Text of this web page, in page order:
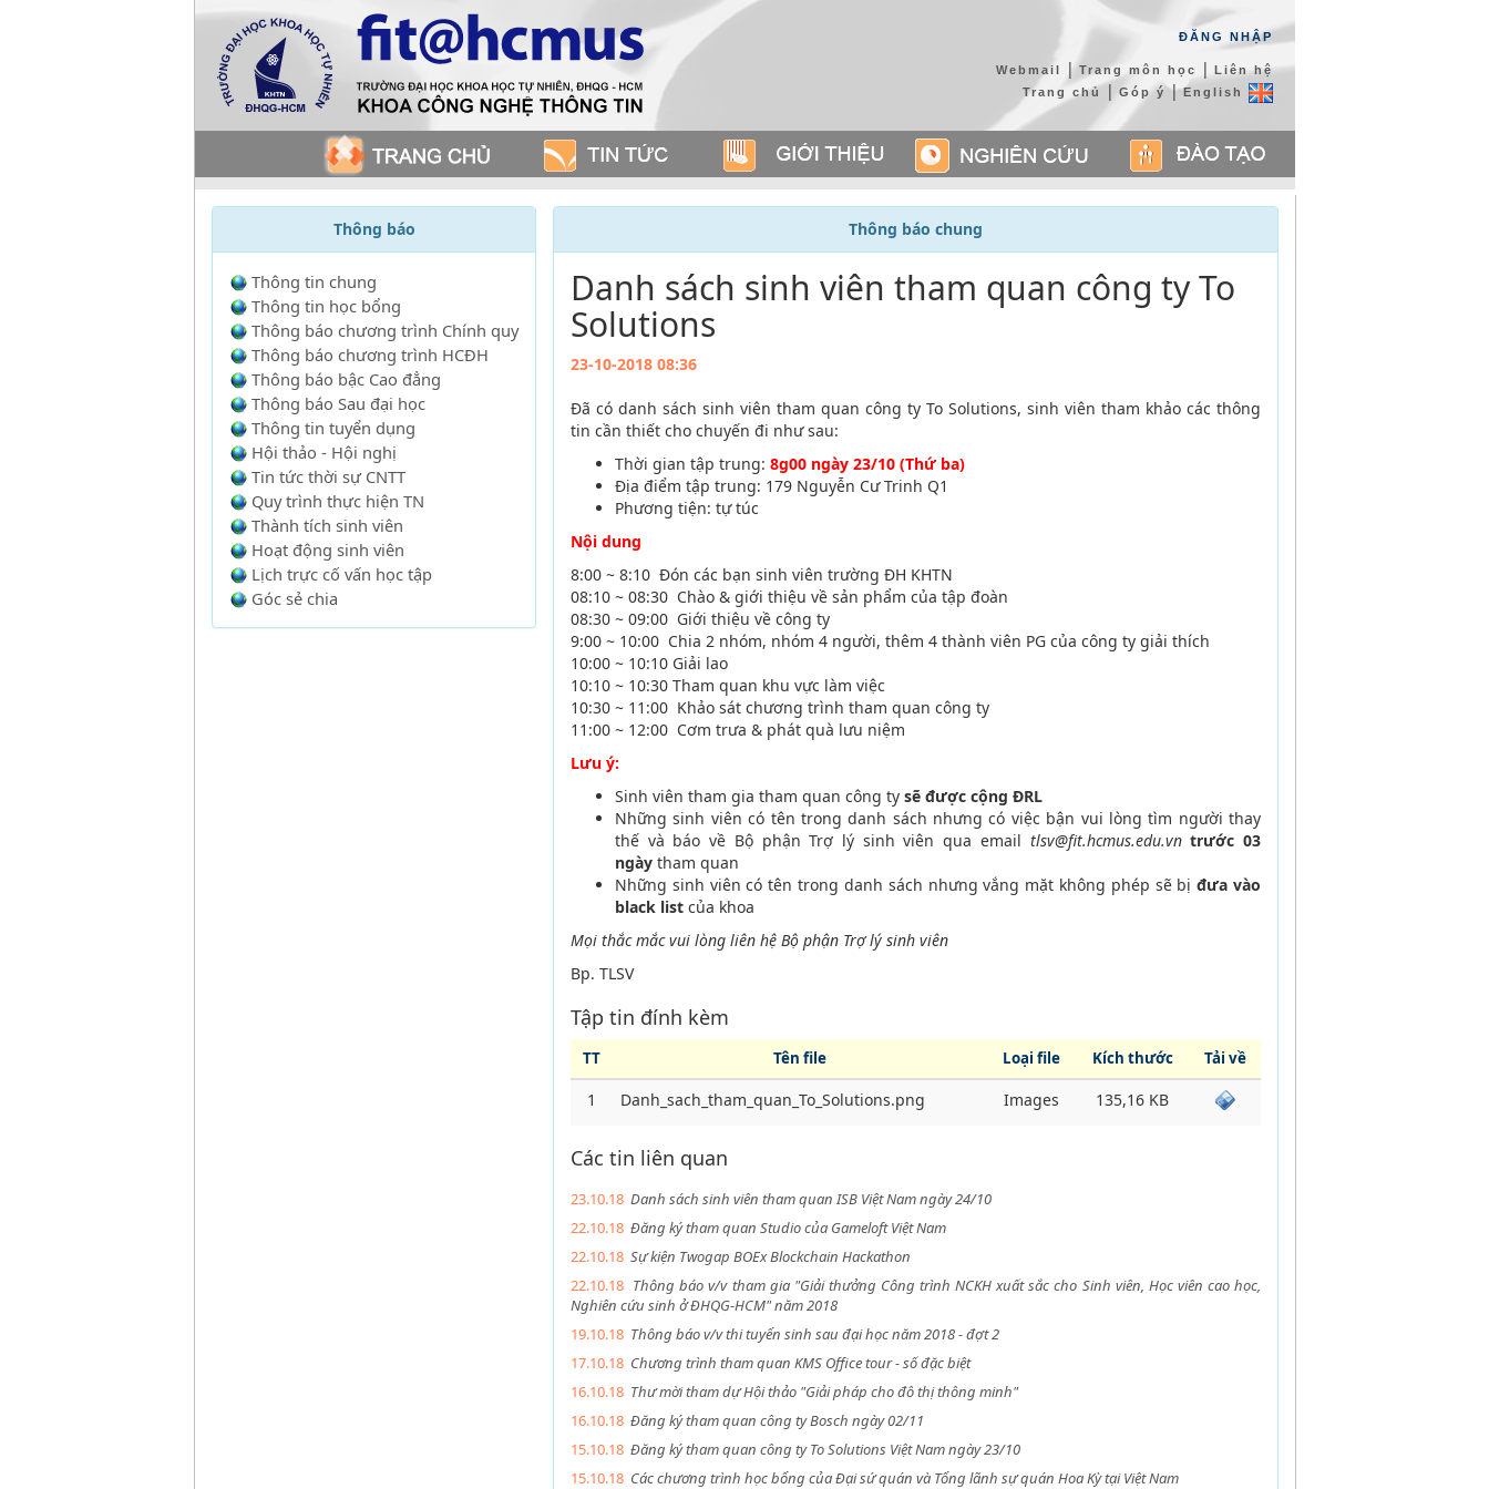
ĐĂNG NHẬP
Webmail | Trang môn học | Liên hệ
Trang chủ | Góp ý|English
Thông báo
Thông tin chung
Thông tin học bổng
Thông báo chương trình Chính quy
Thông báo chương trình HCĐH
Thông báo bậc Cao đẳng
Thông báo Sau đại học
Thông tin tuyển dụng
Hội thảo - Hội nghị
Tin tức thời sự CNTT
Quy trình thực hiện TN
Thành tích sinh viên
Hoạt động sinh viên
Lịch trực cố vấn học tập
Góc sẻ chia
Thông báo chung
Danh sách sinh viên tham quan công ty To
Solutions
23-10-2018 08:36
Đã có danh sách sinh viên tham quan công ty To Solutions, sinh viên tham khảo các thông
tin cần thiết cho chuyến đi như sau:
Thời gian tập trung: 8g00 ngày 23/10 (Thứ ba)
Địa điểm tập trung: 179 Nguyễn Cư Trinh Q1
Phương tiện: tự túc
Nội dung
8:00 ~ 8:10 Đón các bạn sinh viên trường ĐH KHTN
08:10 ~ 08:30 Chào & giới thiệu về sản phẩm của tập đoàn
08:30 ~ 09:00 Giới thiệu về công ty
9:00 ~ 10:00 Chia 2 nhóm, nhóm 4 người, thêm 4 thành viên PG của công ty giải thích
10:00 ~ 10:10 Giải lao
10:10 ~ 10:30 Tham quan khu vực làm việc
10:30 ~ 11:00 Khảo sát chương trình tham quan công ty
11:00 ~ 12:00 Cơm trưa & phát quà lưu niệm
Lưu ý:
Sinh viên tham gia tham quan công ty sẽ được cộng ĐRL
Những sinh viên có tên trong danh sách nhưng có việc bận vui lòng tìm người thay
thế và báo về Bộ phận Trợ lý sinh viên qua email tlsv@fit.hcmus.edu.vntrước 03
ngày tham quan
Những sinh viên có tên trong danh sách nhưng vắng mặt không phép sẽ bịđưa vào
black list của khoa
Mọi thắc mắc vui lòng liên hệ Bộ phận Trợ lý sinh viên
Bp. TLSV
Tập tin đính kèm
TT Tên file Loại file Kích thước Tải về
1 Danh_sach_tham_quan_To_Solutions.png Images 135,16 KB
Các tin liên quan
23.10.18 Danh sách sinh viên tham quan ISB Việt Nam ngày 24/10
22.10.18 Đăng ký tham quan Studio của Gameloft Việt Nam
22.10.18 Sự kiện Twogap BOEx Blockchain Hackathon
22.10.18 Thông báo v/v tham gia "Giải thưởng Công trình NCKH xuất sắc cho Sinh viên, Học viên cao học,
Nghiên cứu sinh ở ĐHQG-HCM" năm 2018
19.10.18 Thông báo v/v thi tuyển sinh sau đại học năm 2018 - đợt 2
17.10.18 Chương trình tham quan KMS Office tour - số đặc biệt
16.10.18 Thư mời tham dự Hội thảo "Giải pháp cho đô thị thông minh"
16.10.18 Đăng ký tham quan công ty Bosch ngày 02/11
15.10.18 Đăng ký tham quan công ty To Solutions Việt Nam ngày 23/10
15.10.18 Các chương trình học bổng của Đại sứ quán và Tổng lãnh sự quán Hoa Kỳ tại Việt Nam